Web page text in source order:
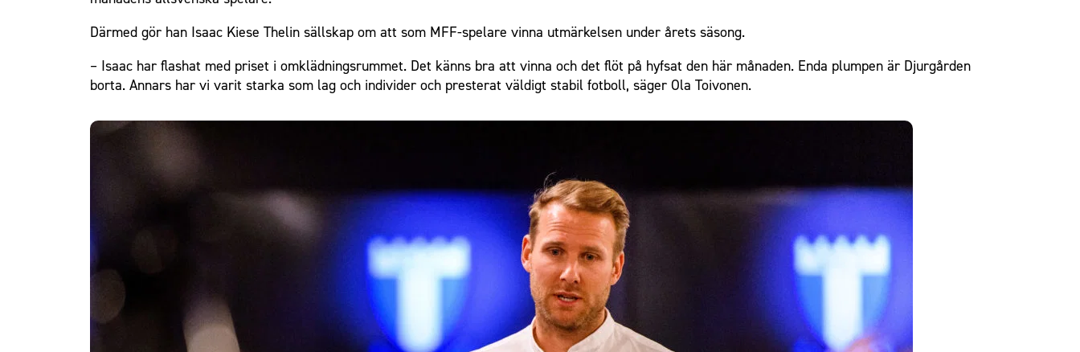
Därmed gör han Isaac Kiese Thelin sällskap om att som MFF-spelare vinna utmärkelsen under årets säsong.
– Isaac har flashat med priset i omklädningsrummet. Det känns bra att vinna och det flöt på hyfsat den här månaden. Enda plumpen är Djurgården
borta. Annars har vi varit starka som lag och individer och presterat väldigt stabil fotboll, säger Ola Toivonen.